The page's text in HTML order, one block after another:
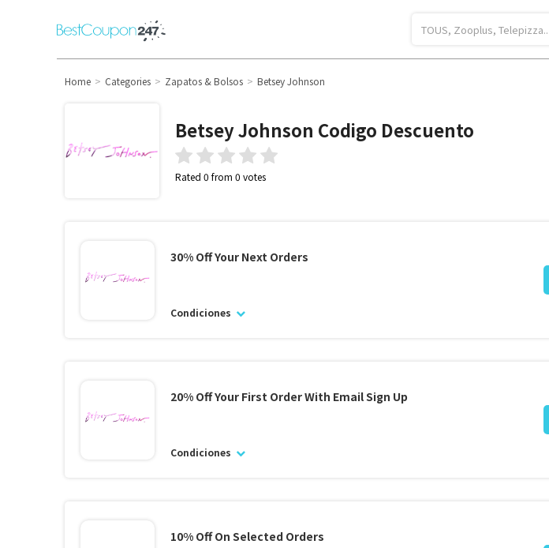
Home Categories Zapatos & Bolsos Betsey Johnson
Betsey Johnson Codigo Descuento
Rated 0 from 0 votes
30% Off Your Next Orders
Condiciones
20% Off Your First Order With Email Sign Up
Condiciones
10% Off On Selected Orders